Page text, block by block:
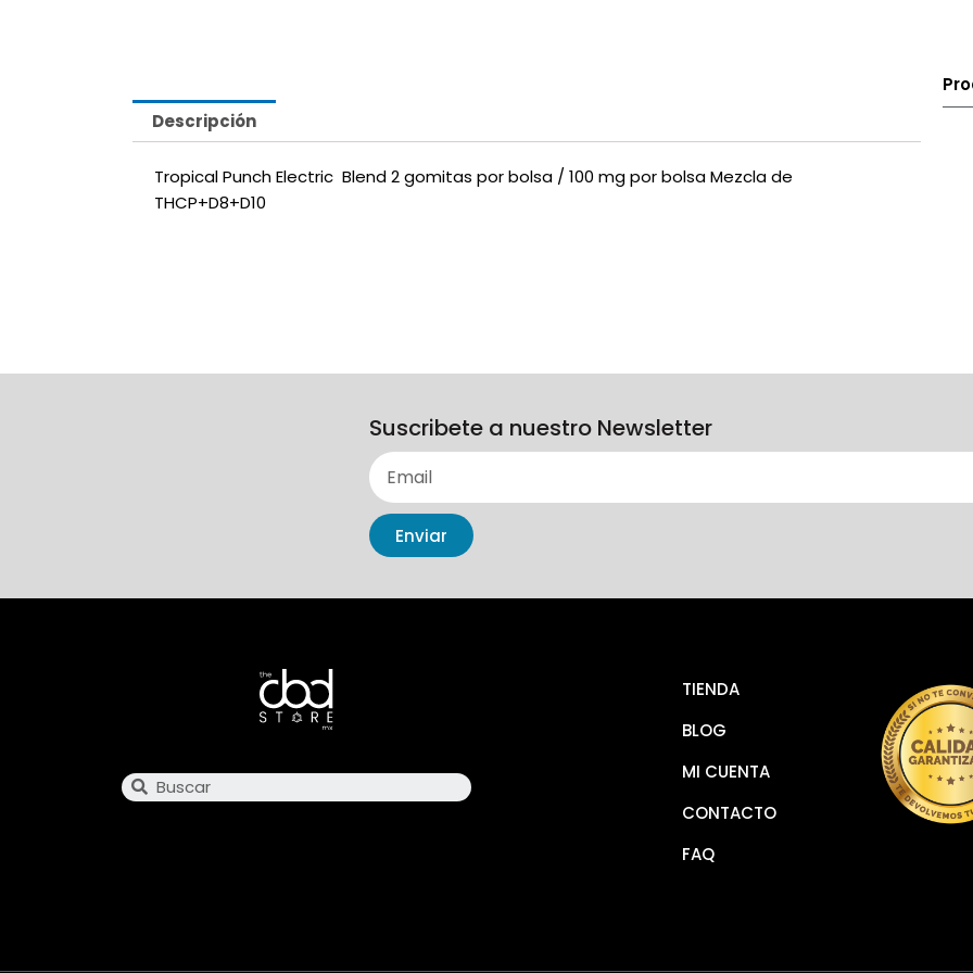
Descripción
Tropical Punch Electric Blend 2 gomitas por bolsa / 100 mg por bolsa Mezcla de
THCP+D8+D10
Suscribete a nuestro Newsletter
Enviar
TIENDA
BLOG
MI CUENTA
CONTACTO
FAQ